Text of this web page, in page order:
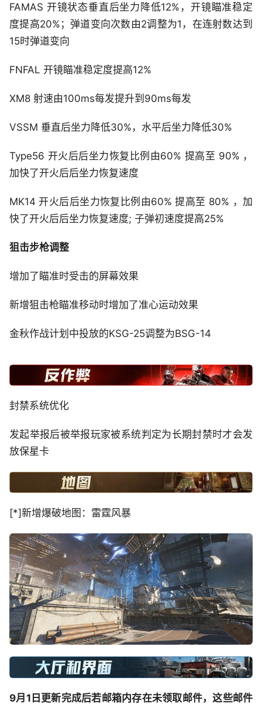
FAMAS 开镜状态垂直后坐力降低12%，开镜瞄准稳定
度提高20%；弹道变向次数由2调整为1，在连射数达到
15时弹道变向
FNFAL 开镜瞄准稳定度提高12%
XM8 射速由100ms每发提升到90ms每发
VSSM 垂直后坐力降低30%，水平后坐力降低30%
Type56 开火后后坐力恢复比例由60% 提高至 90% ，
加快了开火后后坐力恢复速度
MK14 开火后后坐力恢复比例由60% 提高至 80% ，加
快了开火后后坐力恢复速度; 子弹初速度提高25%
狙击步枪调整
增加了瞄准时受击的屏幕效果
新增狙击枪瞄准移动时增加了准心运动效果
金秋作战计划中投放的KSG-25调整为BSG-14
封禁系统优化
发起举报后被举报玩家被系统判定为长期封禁时才会发
放保星卡
[*]新增爆破地图：雷霆风暴
9月1日更新完成后若邮箱内存在未领取邮件，这些邮件